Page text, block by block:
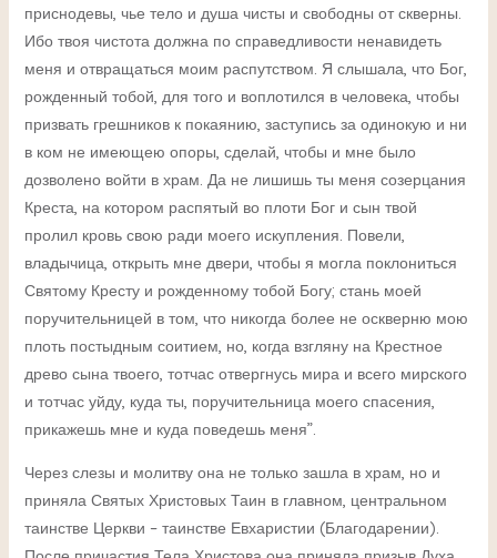
приснодевы, чье тело и душа чисты и свободны от скверны.
Ибо твоя чистота должна по справедливости ненавидеть
меня и отвращаться моим распутством. Я слышала, что Бог,
рожденный тобой, для того и воплотился в человека, чтобы
призвать грешников к покаянию, заступись за одинокую и ни
в ком не имеющею опоры, сделай, чтобы и мне было
дозволено войти в храм. Да не лишишь ты меня созерцания
Креста, на котором распятый во плоти Бог и сын твой
пролил кровь свою ради моего искупления. Повели,
владычица, открыть мне двери, чтобы я могла поклониться
Святому Кресту и рожденному тобой Богу; стань моей
поручительницей в том, что никогда более не оскверню мою
плоть постыдным соитием, но, когда взгляну на Крестное
древо сына твоего, тотчас отвергнусь мира и всего мирского
и тотчас уйду, куда ты, поручительница моего спасения,
прикажешь мне и куда поведешь меня”.
Через слезы и молитву она не только зашла в храм, но и
приняла Святых Христовых Таин в главном, центральном
таинстве Церкви – таинстве Евхаристии (Благодарении).